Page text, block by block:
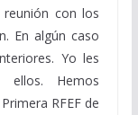
reunión con los
En algún caso
Yo les
ellos. Hemos
RFEF de